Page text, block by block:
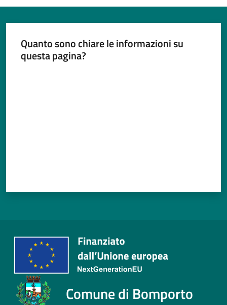
Quanto sono chiare le informazioni su
questa pagina?
Comune di Bomporto